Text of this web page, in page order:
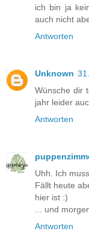
ich bin ja
auch nicht
Antworten
Unknown
Wünsche dir
jahr leider
Antworten
Uhh. Ich
Fällt heute
hier ist :)
... und
Antworten